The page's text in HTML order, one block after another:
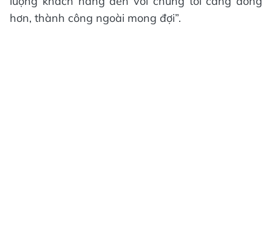
hơn, thành công ngoài mong đợi”.